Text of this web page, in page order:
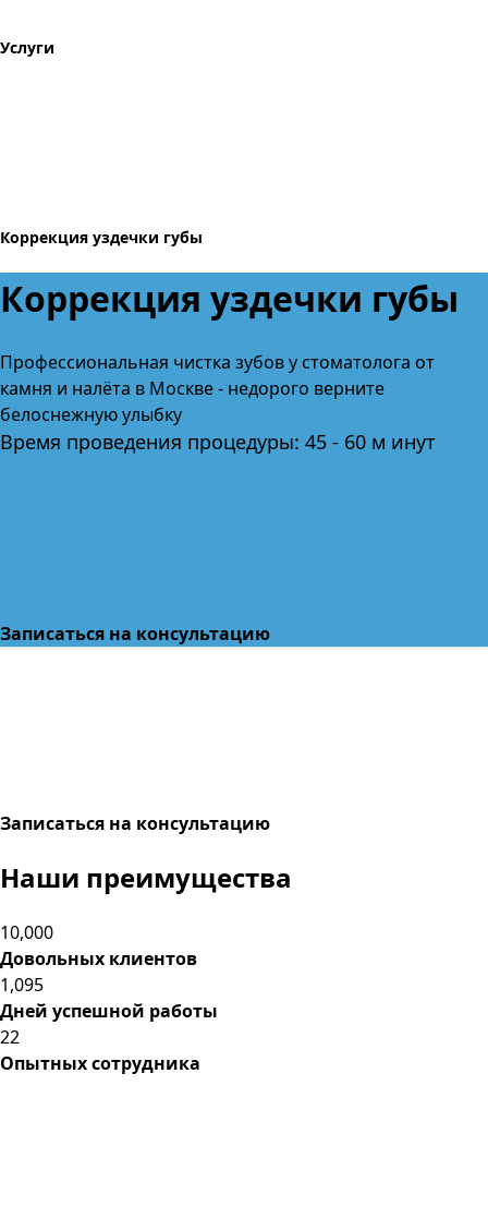
Услуги
Коррекция уздечки губы
Коррекция уздечки губы
Профессиональная чистка зубову стоматолога от
камня и налёта в Москве- недорого верните
белоснежную улыбку
Время проведения процедуры: 45 - 60 м инут
Записаться на консультацию
Записаться на консультацию
Наши преимущества
10,000
Довольных клиентов
1,095
Дней успешной работы
22
Опытных сотрудника